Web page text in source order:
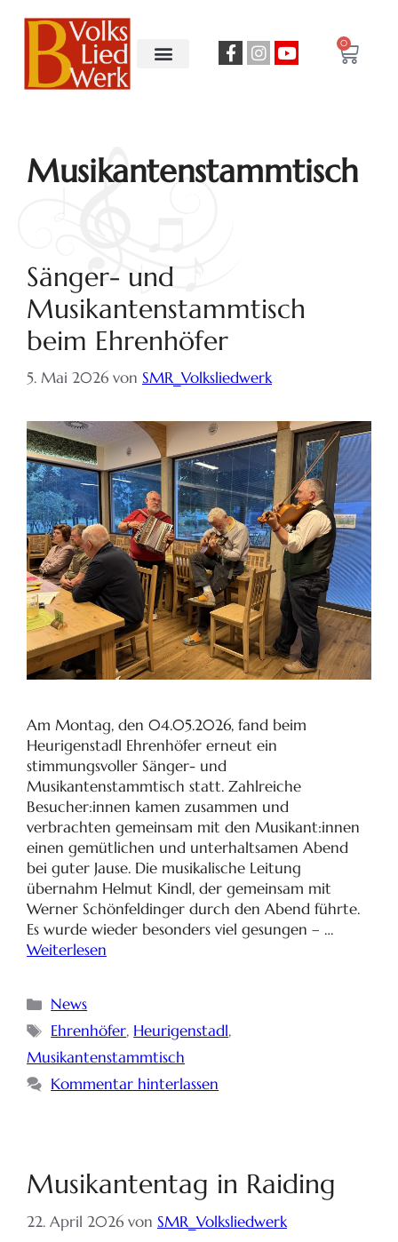
0
Musikantenstammtisch
Sänger- und
Musikantenstammtisch
beim Ehrenhöfer
5. Mai 2026 von SMR_Volksliedwerk
Am Montag, den 04.05.2026, fand beim
Heurigenstadl Ehrenhöfer erneut ein
stimmungsvoller Sänger- und
Musikantenstammtisch statt. Zahlreiche
Besucher:innen kamen zusammen und
verbrachten gemeinsam mit den Musikant:innen
einen gemütlichen und unterhaltsamen Abend
bei guter Jause. Die musikalische Leitung
übernahm Helmut Kindl, der gemeinsam mit
Werner Schönfeldinger durch den Abend führte.
Es wurde wieder besonders viel gesungen – …
Weiterlesen
News
Ehrenhöfer, Heurigenstadl,
Musikantenstammtisch
Kommentar hinterlassen
Musikantentag in Raiding
22. April 2026 von SMR_Volksliedwerk